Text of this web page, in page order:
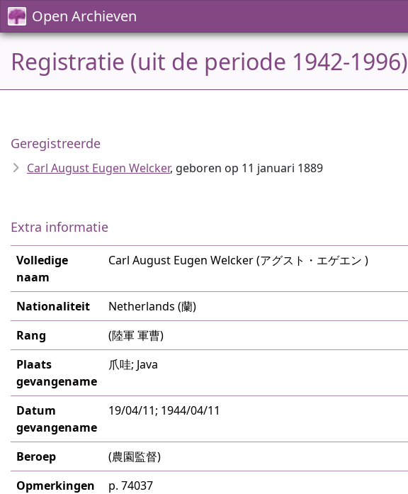
Open Archieven
Registratie (uit de periode 1942-1996)
Geregistreerde
Carl August Eugen Welcker, geboren op 11 januari 1889
Extra informatie
Volledige
naam
Carl August Eugen Welcker (アグスト・エゲエン )
Nationaliteit
Netherlands (蘭)
Rang
(陸軍 軍曹)
Plaats
gevangename
爪哇; Java
Datum
gevangename
19/04/11; 1944/04/11
Beroep
(農園監督)
Opmerkingen
p. 74037